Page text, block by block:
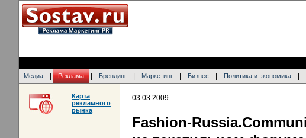
Медиа Реклама Брендинг Маркетинг Бизнес Политика и экономика
03.03.2009
Fashion-
Карта
рекламного
рынка